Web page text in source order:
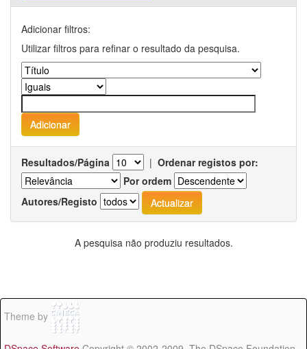
Adicionar filtros:
Utilizar filtros para refinar o resultado da pesquisa.
Resultados/Página | Ordenar registos por:
Por ordem
Autores/Registo
A pesquisa não produziu resultados.
Theme by